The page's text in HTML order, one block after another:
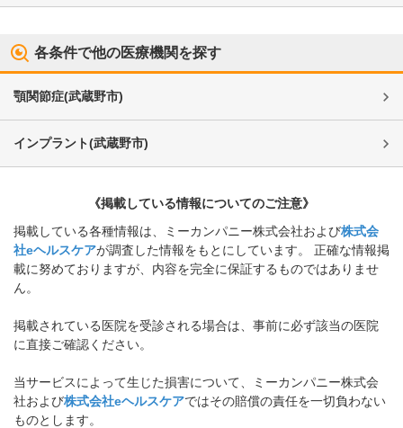
各条件で他の医療機関を探す
顎関節症(武蔵野市)
インプラント(武蔵野市)
《掲載している情報についてのご注意》
掲載している各種情報は、ミーカンパニー株式会社および株式会
社eヘルスケアが調査した情報をもとにしています。 正確な情報掲
載に努めておりますが、内容を完全に保証するものではありませ
ん。
掲載されている医院を受診される場合は、事前に必ず該当の医院
に直接ご確認ください。
当サービスによって生じた損害について、ミーカンパニー株式会
社および株式会社eヘルスケアではその賠償の責任を一切負わない
ものとします。